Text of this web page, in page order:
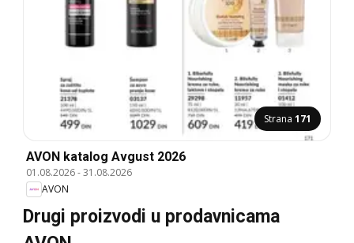
Strana 171
AVON katalog Avgust 2026
01.08.2026-31.08.2026
AVON
Drugi proizvodi u prodavnicama